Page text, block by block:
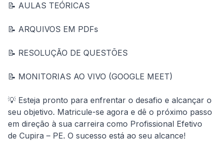
📝 AULAS TEÓRICAS
📝 ARQUIVOS EM PDFs
📝 RESOLUÇÃO DE QUESTÕES
📝 MONITORIAS AO VIVO (GOOGLE MEET)
💡 Esteja pronto para enfrentar o desafio e alcançar o
seu objetivo. Matricule-se agora e dê o próximo passo
em direção à sua carreira como Profissional Efetivo
de Cupira – PE. O sucesso está ao seu alcance!